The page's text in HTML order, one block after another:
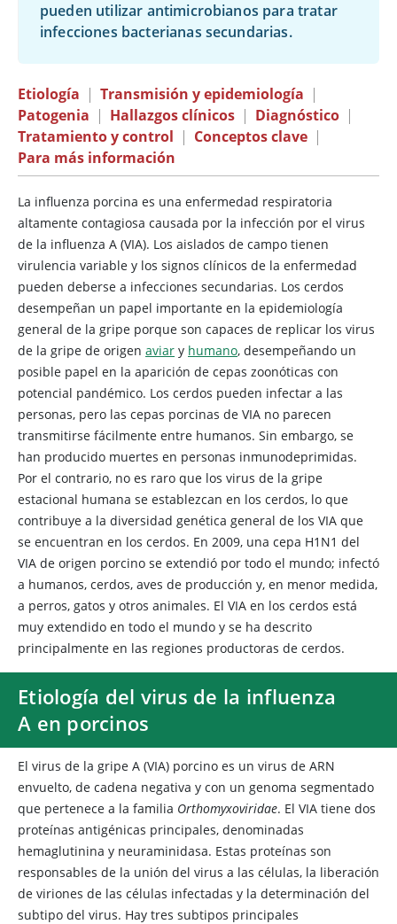
pueden utilizar antimicrobianos para tratar
infecciones bacterianas secundarias.
Etiología | Transmisión y epidemiología |
Patogenia | Hallazgos clínicos | Diagnóstico |
Tratamiento y control | Conceptos clave |
Para más información
La influenza porcina es una enfermedad respiratoria
altamente contagiosa causada por la infección por el virus
de la influenza A (VIA). Los aislados de campo tienen
virulencia variable y los signos clínicos de la enfermedad
pueden deberse a infecciones secundarias. Los cerdos
desempeñan un papel importante en la epidemiología
general de la gripe porque son capaces de replicar los virus
de la gripe de origen aviar y humano, desempeñando un
posible papel en la aparición de cepas zoonóticas con
potencial pandémico. Los cerdos pueden infectar a las
personas, pero las cepas porcinas de VIA no parecen
transmitirse fácilmente entre humanos. Sin embargo, se
han producido muertes en personas inmunodeprimidas.
Por el contrario, no es raro que los virus de la gripe
estacional humana se establezcan en los cerdos, lo que
contribuye a la diversidad genética general de los VIA que
se encuentran en los cerdos. En 2009, una cepa H1N1 del
VIA de origen porcino se extendió por todo el mundo; infectó
a humanos, cerdos, aves de producción y, en menor medida,
a perros, gatos y otros animales. El VIA en los cerdos está
muy extendido en todo el mundo y se ha descrito
principalmente en las regiones productoras de cerdos.
Etiología del virus de la influenza
A en porcinos
El virus de la gripe A (VIA) porcino es un virus de ARN
envuelto, de cadena negativa y con un genoma segmentado
que pertenece a la familia Orthomyxoviridae. El VIA tiene dos
proteínas antigénicas principales, denominadas
hemaglutinina y neuraminidasa. Estas proteínas son
responsables de la unión del virus a las células, la liberación
de viriones de las células infectadas y la determinación del
subtipo del virus. Hay tres subtipos principales